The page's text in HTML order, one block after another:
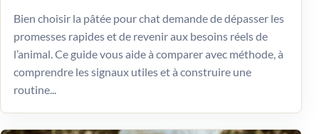
Bien choisir la pâtée pour chat demande de dépasser les
promesses rapides et de revenir aux besoins réels de
l’animal. Ce guide vous aide à comparer avec méthode, à
comprendre les signaux utiles et à construire une
routine...